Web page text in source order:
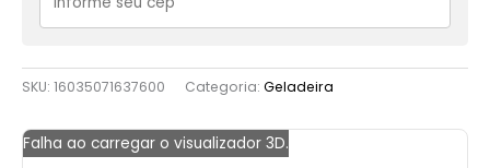
SKU: 16035071637600 Categoria: Geladeira
Falha ao carregar o visualizador 3D.